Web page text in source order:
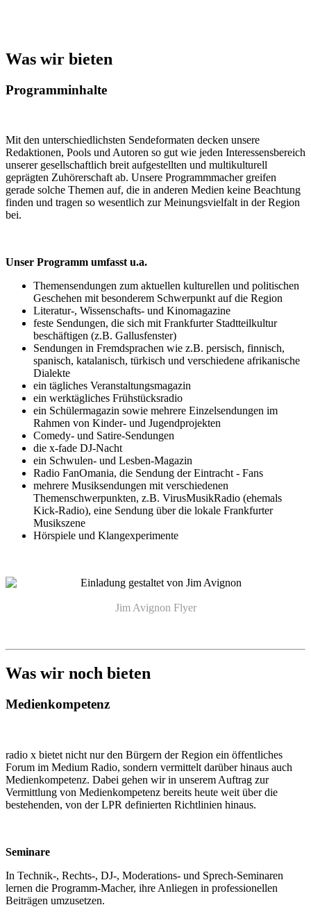
Was wir bieten
Programminhalte
Mit den unterschiedlichsten Sendeformaten decken unsere
Redaktionen, Pools und Autoren so gut wie jeden Interessensbereich
unserer gesellschaftlich breit aufgestellten und multikulturell
geprägten Zuhörerschaft ab. Unsere Programmmacher greifen
gerade solche Themen auf, die in anderen Medien keine Beachtung
finden und tragen so wesentlich zur Meinungsvielfalt in der Region
bei.
Unser Programm umfasst u.a.
Themensendungen zum aktuellen kulturellen und politischen
Geschehen mit besonderem Schwerpunkt auf die Region
Literatur-, Wissenschafts- und Kinomagazine
feste Sendungen, die sich mit Frankfurter Stadtteilkultur
beschäftigen (z.B. Gallusfenster)
Sendungen in Fremdsprachen wie z.B. persisch, finnisch,
spanisch, katalanisch, türkisch und verschiedene afrikanische
Dialekte
ein tägliches Veranstaltungsmagazin
ein werktägliches Frühstücksradio
ein Schülermagazin sowie mehrere Einzelsendungen im
Rahmen von Kinder- und Jugendprojekten
Comedy- und Satire-Sendungen
die x-fade DJ-Nacht
ein Schwulen- und Lesben-Magazin
Radio FanOmania, die Sendung der Eintracht - Fans
mehrere Musiksendungen mit verschiedenen
Themenschwerpunkten, z.B. VirusMusikRadio (ehemals
Kick-Radio), eine Sendung über die lokale Frankfurter
Musikszene
Hörspiele und Klangexperimente
Jim Avignon Flyer
Was wir noch bieten
Medienkompetenz
radio x bietet nicht nur den Bürgern der Region ein öffentliches
Forum im Medium Radio, sondern vermittelt darüber hinaus auch
Medienkompetenz. Dabei gehen wir in unserem Auftrag zur
Vermittlung von Medienkompetenz bereits heute weit über die
bestehenden, von der LPR definierten Richtlinien hinaus.
Seminare
In Technik-, Rechts-, DJ-, Moderations- und Sprech-Seminaren
lernen die Programm-Macher, ihre Anliegen in professionellen
Beiträgen umzusetzen.